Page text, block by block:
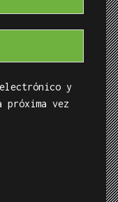
electrónico y
próxima vez